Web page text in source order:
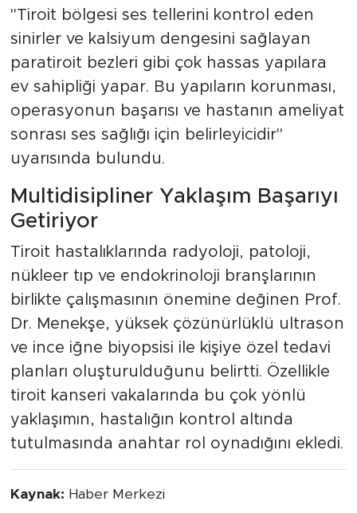
"Tiroit bölgesi ses tellerini kontrol eden
sinirler ve kalsiyum dengesini sağlayan
paratiroit bezleri gibi çok hassas yapılara
ev sahipliği yapar. Bu yapıların korunması,
operasyonun başarısı ve hastanın ameliyat
sonrası ses sağlığı için belirleyicidir"
uyarısında bulundu.
Multidisipliner Yaklaşım Başarıyı
Getiriyor
Tiroit hastalıklarında radyoloji, patoloji,
nükleer tıp ve endokrinoloji branşlarının
birlikte çalışmasının önemine değinen Prof.
Dr. Menekşe, yüksek çözünürlüklü ultrason
ve ince iğne biyopsisi ile kişiye özel tedavi
planları oluşturulduğunu belirtti. Özellikle
tiroit kanseri vakalarında bu çok yönlü
yaklaşımın, hastalığın kontrol altında
tutulmasında anahtar rol oynadığını ekledi.
Kaynak: Haber Merkezi